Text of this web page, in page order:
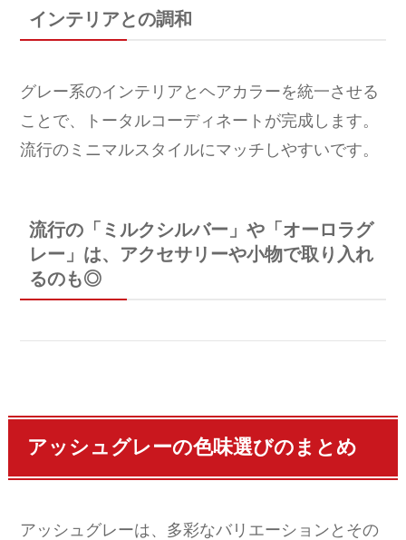
インテリアとの調和
グレー系のインテリアとヘアカラーを統一させる
ことで、トータルコーディネートが完成します。
流行のミニマルスタイルにマッチしやすいです。
流行の「ミルクシルバー」や「オーロラグ
レー」は、アクセサリーや小物で取り入れ
るのも◎
アッシュグレーの色味選びのまとめ
アッシュグレーは、多彩なバリエーションとその